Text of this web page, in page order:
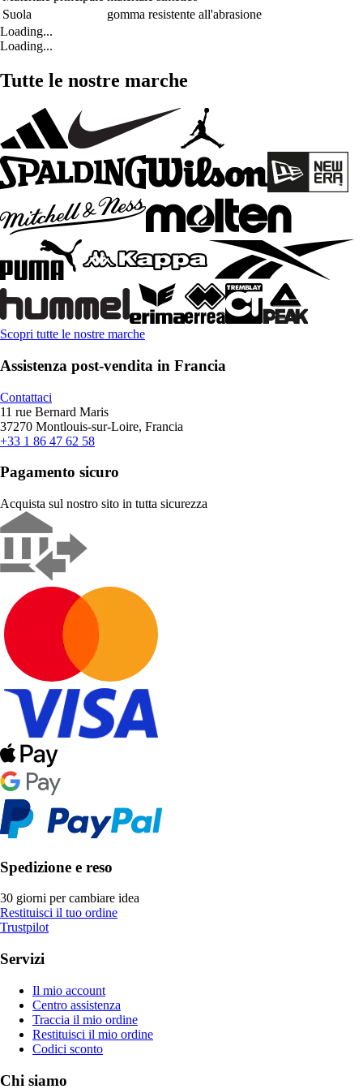
Suola
gomma resistente all'abrasione
Loading...
Loading...
Tutte le nostre marche
Scopri tutte le nostre marche
Assistenza post-vendita in Francia
Contattaci
11 rue Bernard Maris
37270 Montlouis-sur-Loire, Francia
+33 1 86 47 62 58
Pagamento sicuro
Acquista sul nostro sito in tutta sicurezza
Spedizione e reso
30 giorni per cambiare idea
Restituisci il tuo ordine
Trustpilot
Servizi
Il mio account
Centro assistenza
Traccia il mio ordine
Restituisci il mio ordine
Codici sconto
Chi siamo